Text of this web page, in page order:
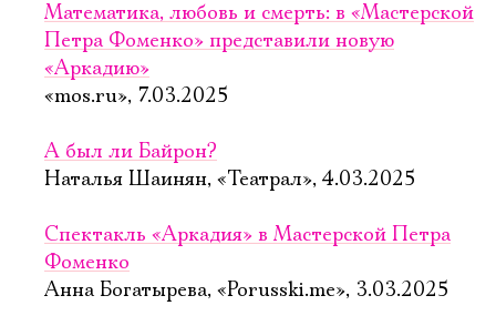
Математика, любовь и смерть: в «Мастерской
Петра Фоменко» представили новую
«Аркадию»
«mos.ru», 7.03.2025
А был ли Байрон?
Наталья Шаинян, «Театрал», 4.03.2025
Спектакль «Аркадия» в Мастерской Петра
Фоменко
Анна Богатырева, «Porusski.me», 3.03.2025